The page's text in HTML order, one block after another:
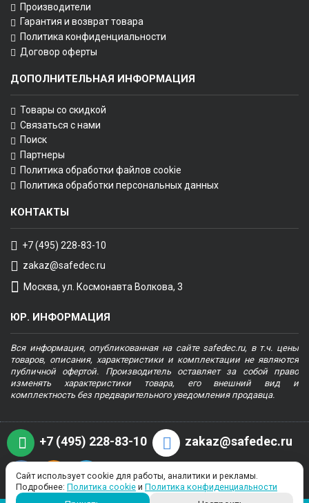
Производители
Гарантия и возврат товара
Политика конфиденциальности
Договор оферты
ДОПОЛНИТЕЛЬНАЯ ИНФОРМАЦИЯ
Товары со скидкой
Связаться с нами
Поиск
Партнеры
Политика обработки файлов cookie
Политика обработки персональных данных
КОНТАКТЫ
+7 (495) 228-83-10
zakaz@safedec.ru
Москва, ул. Космонавта Волкова, 3
ЮР. ИНФОРМАЦИЯ
Вся информация, опубликованная на сайте safedec.ru, в т.ч. цены
товаров, описания, характеристики и комплектации не являются
публичной офертой. Производитель оставляет за собой право
изменять характеристики товара, его внешний вид и
комплектность без предварительного уведомления продавца.
+7 (495) 228-83-10 zakaz@safedec.ru
Сайт использует cookie для работы, аналитики и рекламы.
Подробнее: Политика cookie и Политика конфиденциальности